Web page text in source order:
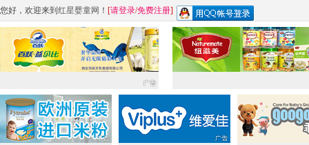
您好，欢迎来到 红星婴童网 ！ [请登录/免费注册]